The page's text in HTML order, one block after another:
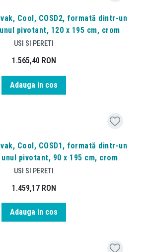
Cool, COSD2, formată dintr-un
pivotant, 120 x 195 cm, crom
USI SI PERETI
1.565,40 RON
Adauga in cos
Cool, COSD1, formată dintr-un
pivotant, 90 x 195 cm, crom
USI SI PERETI
1.459,17 RON
Adauga in cos